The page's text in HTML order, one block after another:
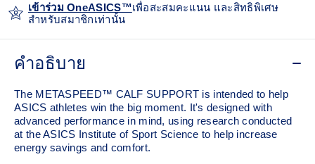
เข้าร่วม OneASICS™เพื่อสะสมคะแนน และสิทธิพิเศษ
สำหรับสมาชิกเท่านั้น
คำอธิบาย
The METASPEED™ CALF SUPPORT is intended to help
ASICS athletes win the big moment. It's designed with
advanced performance in mind, using research conducted
at the ASICS Institute of Sport Science to help increase
energy savings and comfort.